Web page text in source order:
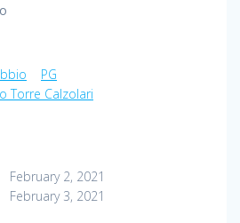
PG
Torre Calzolari
February 2, 2021
February 3, 2021